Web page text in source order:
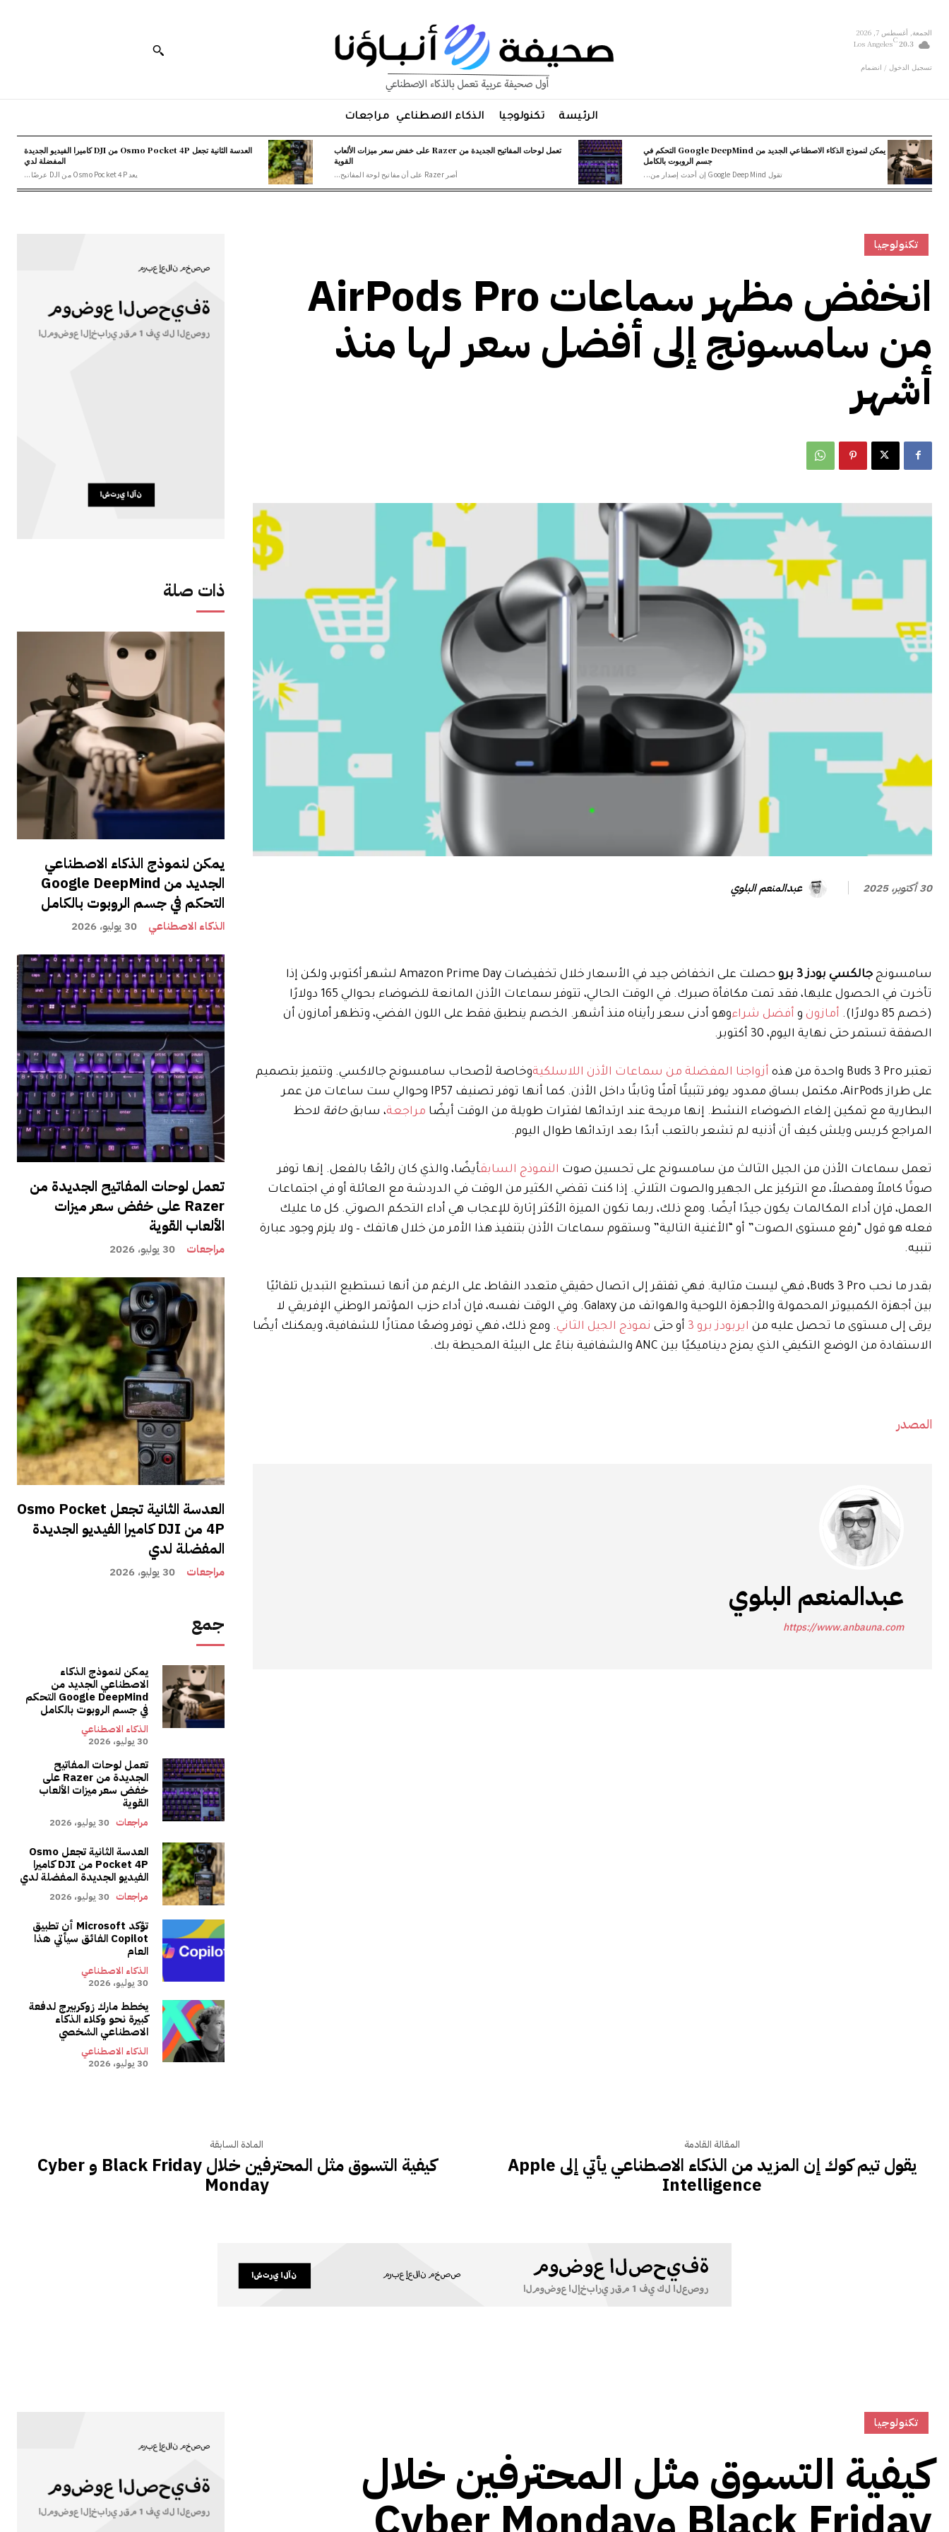
الجمعة, أغسطس 7, 2026
20.3
C
Los Angeles
تسجيل الدخول / انضمام
الرئيسة تكنولوجيا الذكاء الاصطناعي مراجعات
يمكن لنموذج الذكاء الاصطناعي الجديد من Google DeepMind التحكم في
جسم الروبوت بالكامل
تقول Google DeepMind إن أحدث إصدار من...
تعمل لوحات المفاتيح الجديدة من Razer على خفض سعر ميزات الألعاب
القوية
أصر Razer على أن مفاتيح لوحة المفاتيح...
العدسة الثانية تجعل Osmo Pocket 4P من DJI كاميرا الفيديو الجديدة
المفضلة لدي
يعد Osmo Pocket 4P من DJI عرضًا...
ذات صلة
يمكن لنموذج الذكاء الاصطناعي
الجديد من Google DeepMind
التحكم في جسم الروبوت بالكامل
الذكاء الاصطناعي 30 يوليو، 2026
تعمل لوحات المفاتيح الجديدة من
Razer على خفض سعر ميزات
الألعاب القوية
مراجعات 30 يوليو، 2026
العدسة الثانية تجعل Osmo Pocket
4P من DJI كاميرا الفيديو الجديدة
المفضلة لدي
مراجعات 30 يوليو، 2026
جمع
يمكن لنموذج الذكاء
الاصطناعي الجديد من
Google DeepMind التحكم
في جسم الروبوت بالكامل
الذكاء الاصطناعي
30 يوليو، 2026
تعمل لوحات المفاتيح
الجديدة من Razer على
خفض سعر ميزات الألعاب
القوية
مراجعات 30 يوليو، 2026
العدسة الثانية تجعل Osmo
Pocket 4P من DJI كاميرا
الفيديو الجديدة المفضلة لدي
مراجعات 30 يوليو، 2026
تؤكد Microsoft أن تطبيق
Copilot الفائق سيأتي هذا
العام
الذكاء الاصطناعي
30 يوليو، 2026
يخطط مارك زوكربيرج لدفعة
كبيرة نحو وكلاء الذكاء
الاصطناعي الشخصي
الذكاء الاصطناعي
30 يوليو، 2026
تكنولوجيا
انخفض مظهر سماعات AirPods Pro
من سامسونج إلى أفضل سعر لها منذ
أشهر
30 أكتوبر، 2025 عبدالمنعم البلوي
سامسونج جالكسي بودز 3 برو
حصلت على انخفاض جيد في الأسعار خلال تخفيضات Amazon Prime Day لشهر أكتوبر، ولكن إذا
تأخرت في الحصول عليها، فقد تمت مكافأة صبرك. في الوقت الحالي، تتوفر سماعات الأذن المانعة للضوضاء بحوالي 165 دولارًا
(خصم 85 دولارًا).
أمازون و أفضل شراءوهو أدنى سعر رأيناه منذ أشهر. الخصم ينطبق فقط على اللون الفضي، وتظهر أمازون أن
الصفقة تستمر حتى نهاية اليوم، 30 أكتوبر.
تعتبر Buds 3 Pro واحدة من هذه أزواجنا المفضلة من سماعات الأذن اللاسلكيةوخاصة لأصحاب سامسونج جالاكسي. وتتميز بتصميم
على طراز AirPods، مكتمل بساق ممدود يوفر تثبيتًا آمنًا وثابتًا داخل الأذن. كما أنها توفر تصنيف IP57 وحوالي ست ساعات من عمر
البطارية مع تمكين إلغاء الضوضاء النشط. إنها مريحة عند ارتدائها لفترات طويلة من الوقت أيضًا مراجعة، سابق حافة لاحظ
المراجع كريس ويلش كيف أن أذنيه لم تشعر بالتعب أبدًا بعد ارتدائها طوال اليوم.
تعمل سماعات الأذن من الجيل الثالث من سامسونج على تحسين صوت النموذج السابقأيضًا، والذي كان رائعًا بالفعل. إنها توفر
صوتًا كاملاً ومفصلاً، مع التركيز على الجهير والصوت الثلاثي. إذا كنت تقضي الكثير من الوقت في الدردشة مع العائلة أو في اجتماعات
العمل، فإن أداء المكالمات يكون جيدًا أيضًا. ومع ذلك، ربما تكون الميزة الأكثر إثارة للإعجاب هي أداء التحكم الصوتي. كل ما عليك
فعله هو قول “رفع مستوى الصوت” أو “الأغنية التالية” وستقوم سماعات الأذن بتنفيذ هذا الأمر من خلال هاتفك – ولا يلزم وجود عبارة
تنبيه.
بقدر ما نحب Buds 3 Pro، فهي ليست مثالية. فهي تفتقر إلى اتصال حقيقي متعدد النقاط، على الرغم من أنها تستطيع التبديل تلقائيًا
بين أجهزة الكمبيوتر المحمولة والأجهزة اللوحية والهواتف من Galaxy. وفي الوقت نفسه، فإن أداء حزب المؤتمر الوطني الإفريقي لا
يرقى إلى مستوى ما تحصل عليه من ايربودز برو 3 أو حتى نموذج الجيل الثاني. ومع ذلك، فهي توفر وضعًا ممتازًا للشفافية، ويمكنك أيضًا
الاستفادة من الوضع التكيفي الذي يمزج ديناميكيًا بين ANC والشفافية بناءً على البيئة المحيطة بك.
المصدر
عبدالمنعم البلوي
https://www.anbauna.com
المادة السابقة
كيفية التسوق مثل المحترفين خلال Black Friday وCyber ​​
Monday
المقالة القادمة
يقول تيم كوك إن المزيد من الذكاء الاصطناعي يأتي إلى Apple
Intelligence